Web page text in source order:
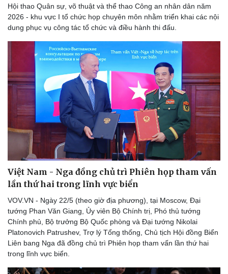
Lịch thi đấu bóng đá
Thế giới thể thao
eSports
Xe máy
Tư vấn
Hội thao Quân sự, võ thuật và thể thao Công an nhân dân năm
2026 - khu vực I tổ chức họp chuyên môn nhằm triển khai các nội
dung phục vụ công tác tổ chức và điều hành thi đấu.
Việt Nam - Nga đồng chủ trì Phiên họp tham vấn
lần thứ hai trong lĩnh vực biển
VOV.VN - Ngày 22/5 (theo giờ địa phương), tại Moscow, Đại
tướng Phan Văn Giang, Ủy viên Bộ Chính trị, Phó thủ tướng
Chính phủ, Bộ trưởng Bộ Quốc phòng và Đại tướng Nikolai
Platonovich Patrushev, Trợ lý Tổng thống, Chủ tịch Hội đồng Biển
Liên bang Nga đã đồng chủ trì Phiên họp tham vấn lần thứ hai
trong lĩnh vực biển.